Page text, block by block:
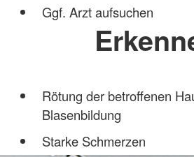
Ggf. Arzt aufsuchen
Rötung der betroffenen
Blasenbildung
Starke Schmerzen